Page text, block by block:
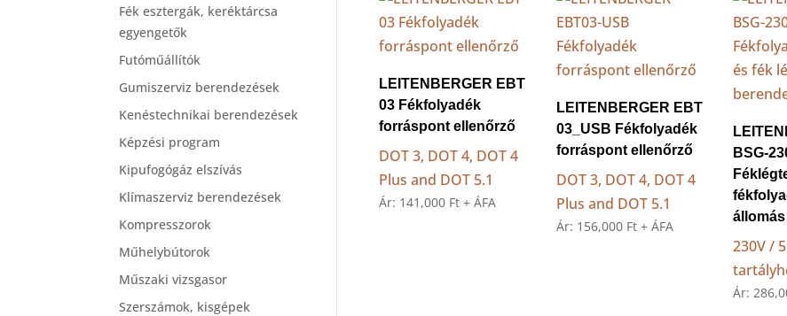
LEITENBERGER EBT
03 Fékfolyadék
forráspont ellenőrző
DOT 3, DOT 4, DOT 4
Plus and DOT 5.1
Ár: 141,000 Ft + ÁFA
LEITENBERGER EBT
03_USB Fékfolyadék
forráspont ellenőrző
DOT 3, DOT 4, DOT 4
Plus and DOT 5.1
Ár: 156,000 Ft + ÁFA
BSG-
állomás
230V /
Ár:
Fék esztergák, keréktárcsa
egyengetők
Futóműállítók
Gumiszerviz berendezések
Kenéstechnikai berendezések
Képzési program
Kipufogógáz elszívás
Klímaszerviz berendezések
Kompresszorok
Műhelybútorok
Műszaki vizsgasor
Szerszámok, kisgépek